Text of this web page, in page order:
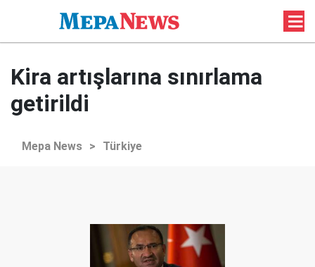
Kira artışlarına sınırlama
getirildi
Mepa News > Türkiye